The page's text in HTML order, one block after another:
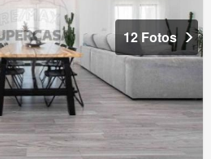
12 Fotos